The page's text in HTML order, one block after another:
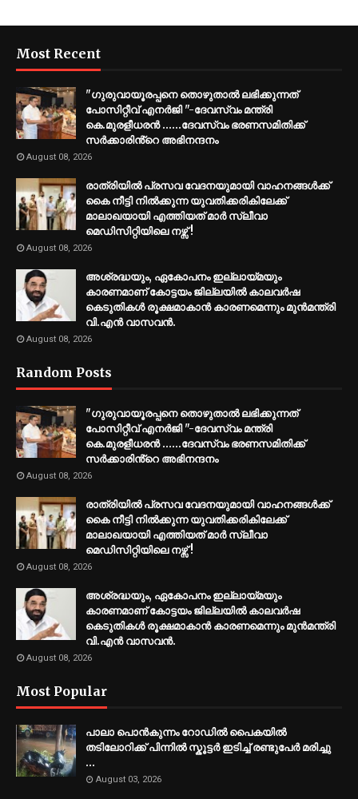
Most Recent
"ഗുരുവായൂരപ്പനെ തൊഴുതാൽ ലഭിക്കുന്നത്
പോസിറ്റീവ് എനർജി "-ദേവസ്വം മന്ത്രി
കെ.മുരളീധരൻ ......ദേവസ്വം ഭരണസമിതിക്ക്
സർക്കാരിൻ്റെ അഭിനന്ദനം
August 08, 2026
രാത്രിയിൽ പ്രസവ വേദനയുമായി വാഹനങ്ങൾക്ക്
കൈ നീട്ടി നിൽക്കുന്ന യുവതിക്കരികിലേക്ക്
മാലാഖയായി എത്തിയത് മാർ സ്ലീവാ
മെഡിസിറ്റിയിലെ നഴ്സ് !
August 08, 2026
അശ്രദ്ധയും, ഏകോപനം ഇല്ലായ്മയും
കാരണമാണ് കോട്ടയം ജില്ലയിൽ കാലവർഷ
കെടുതികൾ രൂക്ഷമാകാൻ കാരണമെന്നും മുൻമന്ത്രി
വി.എൻ വാസവൻ.
August 08, 2026
Random Posts
"ഗുരുവായൂരപ്പനെ തൊഴുതാൽ ലഭിക്കുന്നത്
പോസിറ്റീവ് എനർജി "-ദേവസ്വം മന്ത്രി
കെ.മുരളീധരൻ ......ദേവസ്വം ഭരണസമിതിക്ക്
സർക്കാരിൻ്റെ അഭിനന്ദനം
August 08, 2026
രാത്രിയിൽ പ്രസവ വേദനയുമായി വാഹനങ്ങൾക്ക്
കൈ നീട്ടി നിൽക്കുന്ന യുവതിക്കരികിലേക്ക്
മാലാഖയായി എത്തിയത് മാർ സ്ലീവാ
മെഡിസിറ്റിയിലെ നഴ്സ് !
August 08, 2026
അശ്രദ്ധയും, ഏകോപനം ഇല്ലായ്മയും
കാരണമാണ് കോട്ടയം ജില്ലയിൽ കാലവർഷ
കെടുതികൾ രൂക്ഷമാകാൻ കാരണമെന്നും മുൻമന്ത്രി
വി.എൻ വാസവൻ.
August 08, 2026
Most Popular
പാലാ പൊൻകുന്നം റോഡിൽ പൈകയിൽ
തടിലോറിക്ക് പിന്നിൽ സ്കൂട്ടർ ഇടിച്ച് രണ്ടുപേർ മരിച്ചു
...
August 03, 2026